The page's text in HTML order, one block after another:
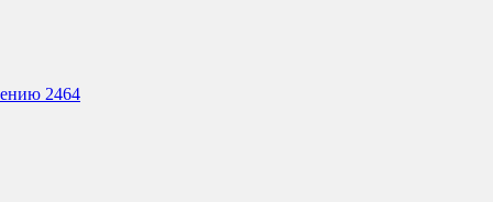
2464